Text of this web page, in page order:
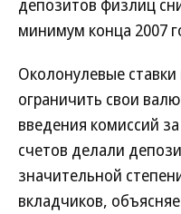
депозитов физлиц
минимум конца 2007
Околонулевые
ограничить свои
введения комиссий
счетов делали
значительной
вкладчиков,